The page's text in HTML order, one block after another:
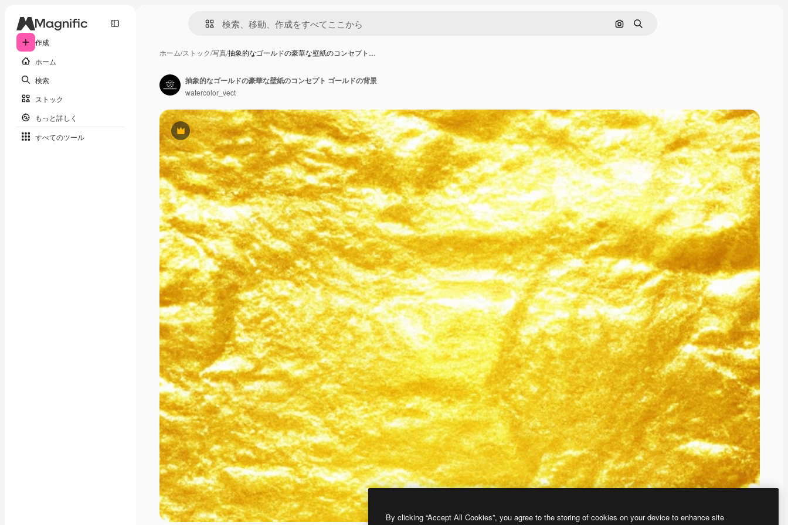
作成
ホーム
検索
ストック
もっと詳しく
すべてのツール
画像で検索
検索
ホーム/ストック/写真/抽象的なゴールドの豪華な壁紙のコンセプト…
Premium
抽象的なゴールドの豪華な壁紙のコンセプト ゴールドの背景
watercolor_vect
By clicking “Accept All Cookies”, you agree to the storing of cookies on your device to enhance site